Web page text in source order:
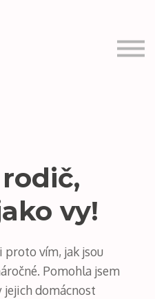
vy!
proto vím, jak jsou
Pomohla jsem
jejich domácnost